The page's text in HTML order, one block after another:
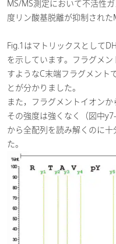
MS/MS測定において不活性
度リン酸基脱離が抑制された
Fig.1はマトリックスとして
を示しています。フラグメ
すようなC末端フラグメント
とが分かりました。
また，フラグメントイオン
その強度は強くなく（図中
から全配列を読み解くのに
た。